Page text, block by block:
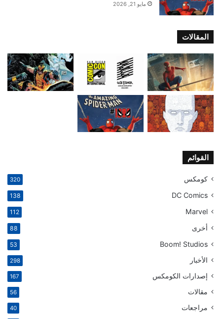
مايو 21, 2026
المقالات
القوائم
كومكس 320
DC Comics
138
Marvel
112
أخرى 88
Boom! Studios
53
الأخبار 298
إصدارات الكومكس 167
مقالات 56
مراجعات 40